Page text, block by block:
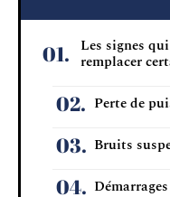
Les signes
remplacer
Perte de
Bruits